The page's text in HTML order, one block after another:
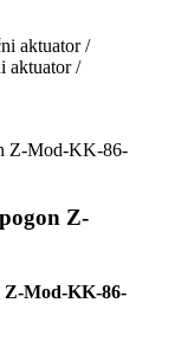
aktuator /
aktuator /
Z-
Z-Mod-KK-86-